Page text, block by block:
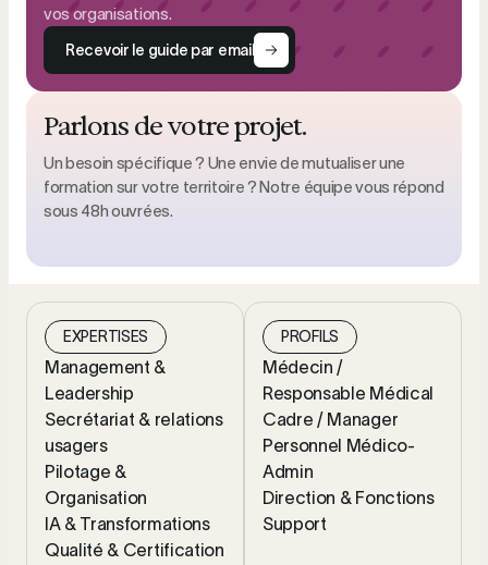
vos organisations.
Recevoir le guide par email
Parlons de votre projet.
Un besoin spécifique ? Une envie de mutualiser une
formation sur votre territoire ? Notre équipe vous répond
sous 48h ouvrées.
EXPERTISES
Management &
Leadership
Secrétariat & relations
usagers
Pilotage &
Organisation
IA & Transformations
Qualité & Certification
PROFILS
Médecin /
Responsable Médical
Cadre / Manager
Personnel Médico-
Admin
Direction & Fonctions
Support